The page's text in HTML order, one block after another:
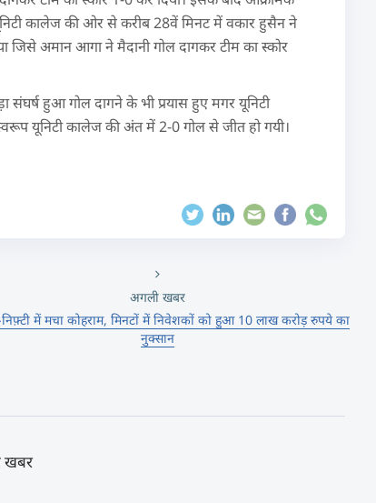
यूनिटी कालेज की ओर से करीब 28वें मिनट में वकार हुसैन ने
जिसे अमान आगा ने मैदानी गोल दागकर टीम का स्कोर
हुआ गोल दागने के भी प्रयास हुए मगर यूनिटी
यूनिटी कालेज की अंत में 2-0 गोल से जीत हो गयी।
अगली खबर
में मचा कोहराम, मिनटों में निवेशकों को हुआ 10 लाख करोड़ रुपये का
नुक्सान
खबर